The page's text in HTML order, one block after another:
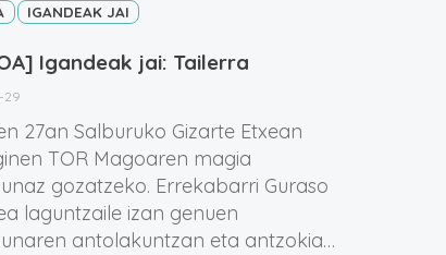
IGANDEAK JAI
Igandeak jai: Tailerra
29
27an Salburuko Gizarte Etxean
TOR Magoaren magia
gozatzeko. Errekabarri Guraso
laguntzaile izan genuen
antolakuntzan eta antzokia…